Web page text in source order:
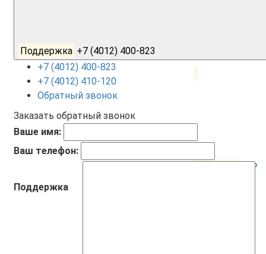
0 ₽
Поддержка
Поддержка +7 (4012) 400-823
+7 (4012) 400-823
+7 (4012) 410-120
Обратный звонок
Заказать обратный звонок
Ваше имя:
Ваш телефон: